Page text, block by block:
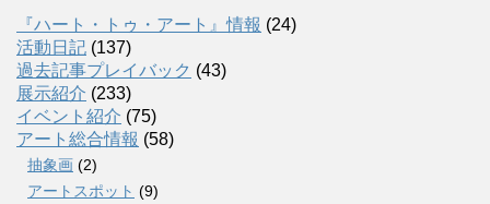
『ハート・トゥ・アート』情報 (24)
活動日記 (137)
過去記事プレイバック (43)
展示紹介 (233)
イベント紹介 (75)
アート総合情報 (58)
抽象画 (2)
アートスポット (9)